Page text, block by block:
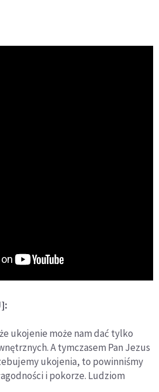
ukojenie może nam dać tylko
A tymczasem Pan Jezus
ukojenia, to powinniśmy
i pokorze. Ludziom